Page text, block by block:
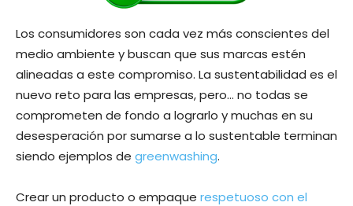
Los consumidores son cada vez más conscientes del
medio ambiente y buscan que sus marcas estén
alineadas a este compromiso. La sustentabilidad es el
nuevo reto para las empresas, pero… no todas se
comprometen de fondo a lograrlo y muchas en su
desesperación por sumarse a lo sustentable terminan
siendo ejemplos de greenwashing.
Crear un producto o empaque respetuoso con el